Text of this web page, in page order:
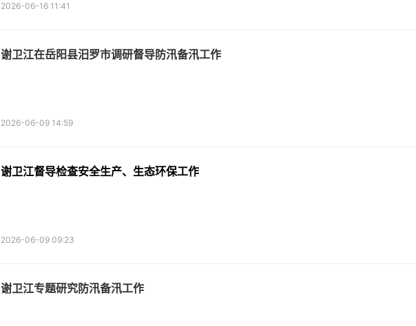
2026-06-16 11:41
谢卫江在岳阳县汨罗市调研督导防汛备汛工作
2026-06-09 14:59
谢卫江督导检查安全生产、生态环保工作
2026-06-09 09:23
谢卫江专题研究防汛备汛工作